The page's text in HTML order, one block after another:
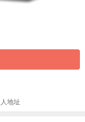
地址